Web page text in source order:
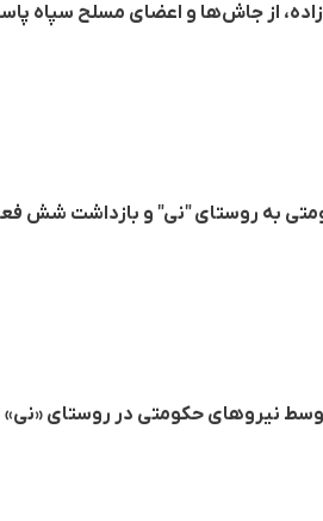
از جاش‌ها و اعضای مسلح سپاه
به روستای "نی" و بازداشت شش
نیروهای حکومتی در روستای «نی»